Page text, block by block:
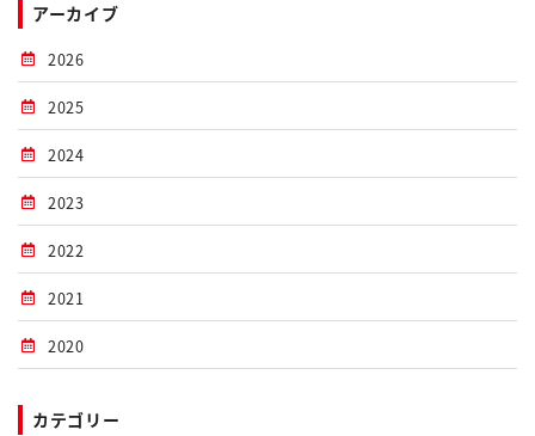
アーカイブ
2026
2025
2024
2023
2022
2021
2020
カテゴリー